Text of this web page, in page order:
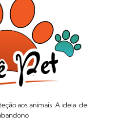
aos animais. A ideia de